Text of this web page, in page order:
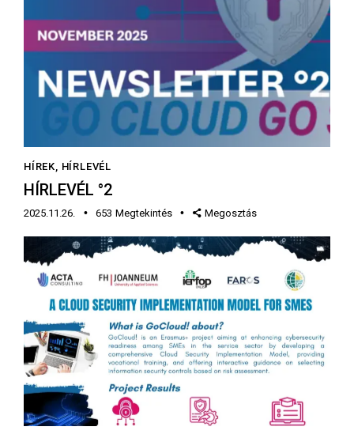
HÍREK HÍRLEVÉL
HÍRLEVÉL °2
2025.11.26. 653 Megtekintés Megosztás